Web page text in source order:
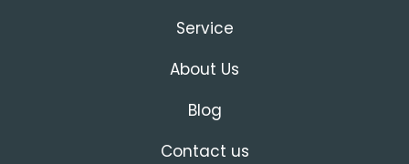
Service
About Us
Blog
Contact us